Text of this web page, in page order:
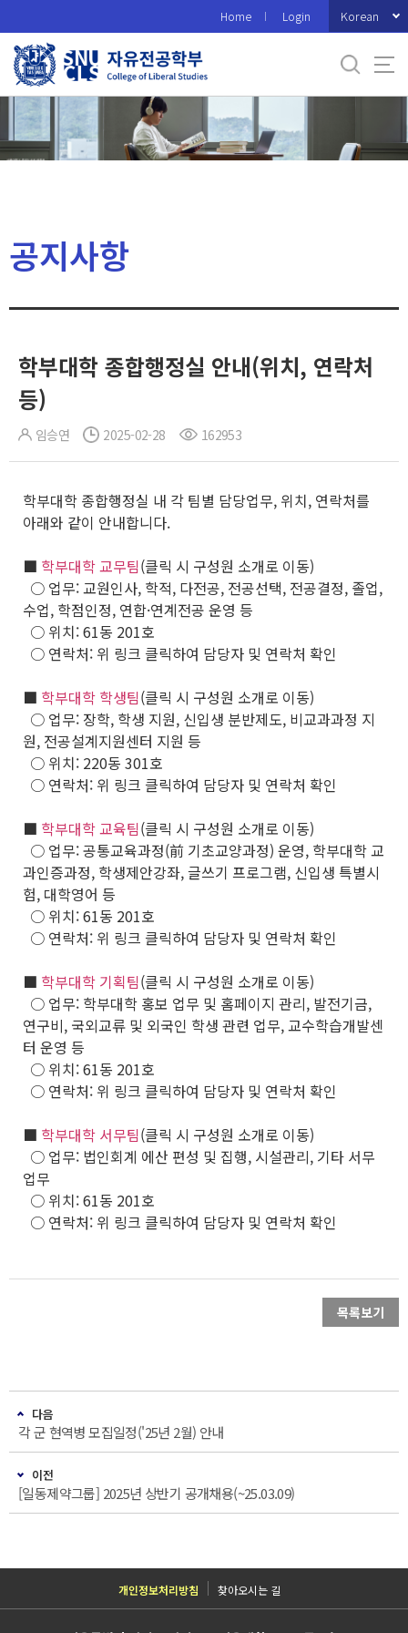
로
메
Home Login Korean
공지사항
학부대학 종합행정실 안내(위치, 연락처
등)
임승연 2025-02-28 162953
학부대학 종합행정실 내 각 팀별 담당업무, 위치, 연락처를
아래와 같이 안내합니다.
■ 학부대학 교무팀(클릭 시 구성원 소개로 이동)
○ 업무: 교원인사, 학적, 다전공, 전공선택, 전공결정, 졸업,
수업, 학점인정, 연합·연계전공 운영 등
○ 위치: 61동 201호
○ 연락처: 위 링크 클릭하여 담당자 및 연락처 확인
■ 학부대학 학생팀(클릭 시 구성원 소개로 이동)
○ 업무: 장학, 학생 지원, 신입생 분반제도, 비교과과정 지
원, 전공설계지원센터 지원 등
○ 위치: 220동 301호
○ 연락처: 위 링크 클릭하여 담당자 및 연락처 확인
■ 학부대학 교육팀(클릭 시 구성원 소개로 이동)
○ 업무: 공통교육과정(前 기초교양과정) 운영, 학부대학 교
과인증과정, 학생제안강좌, 글쓰기 프로그램, 신입생 특별시
험, 대학영어 등
○ 위치: 61동 201호
○ 연락처: 위 링크 클릭하여 담당자 및 연락처 확인
■ 학부대학 기획팀(클릭 시 구성원 소개로 이동)
○ 업무: 학부대학 홍보 업무 및 홈페이지 관리, 발전기금,
연구비, 국외교류 및 외국인 학생 관련 업무, 교수학습개발센
터 운영 등
○ 위치: 61동 201호
○ 연락처: 위 링크 클릭하여 담당자 및 연락처 확인
■ 학부대학 서무팀(클릭 시 구성원 소개로 이동)
○ 업무: 법인회계 에산 편성 및 집행, 시설관리, 기타 서무
업무
○ 위치: 61동 201호
○ 연락처: 위 링크 클릭하여 담당자 및 연락처 확인
목록보기
다음
각 군 현역병 모집일정('25년 2월) 안내
이전
[일동제약그룹] 2025년 상반기 공개채용(~25.03.09)
개인정보처리방침 찾아오시는 길